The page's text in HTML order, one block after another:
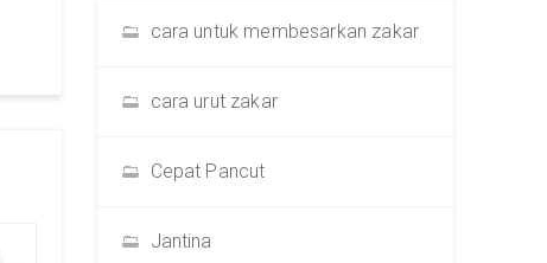
cara untuk membesarkan zakar
cara urut zakar
Cepat Pancut
Jantina